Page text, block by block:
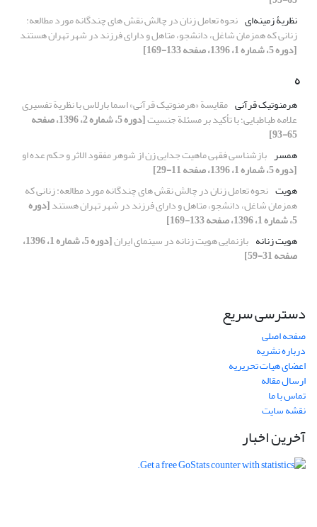
نظریۀ زمینه‌ای نحوه تعامل زنان در چالش نقش های چندگانه مورد مطالعه:
زنانی که همزمان شاغل، دانشجو، متاهل و دارای فرزند در شهر تهران هستند
[دوره 5، شماره 1، 1396، صفحه 133-169]
ه
هرمنوتیک قرآنی مقایسة «هرمنوتیک قرآنی» اسما بارلاس با نظریة تفسیری
علامه طباطبایی؛ با تأکید بر مسئلة جنسیت [دوره 5، شماره 2، 1396، صفحه
65-93]
همسر بازشناسی فقهی ماهیت جدایی زن از شوهر مفقود الاثر و حکم عده او
[دوره 5، شماره 1، 1396، صفحه 11-29]
هویت نحوه تعامل زنان در چالش نقش های چندگانه مورد مطالعه: زنانی که
همزمان شاغل، دانشجو، متاهل و دارای فرزند در شهر تهران هستند[دوره
5، شماره 1، 1396، صفحه 133-169]
هویت زنانه بازنمایی هویت زنانه در سینمای ایران [دوره 5، شماره 1، 1396،
صفحه 31-59]
دسترسی سریع
صفحه اصلی
درباره نشریه
اعضای هیات تحریریه
ارسال مقاله
تماس با ما
نقشه سایت
آخرین اخبار